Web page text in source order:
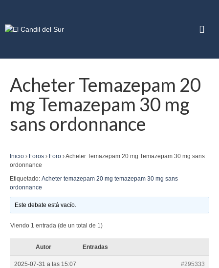
Acheter Temazepam 20
mg Temazepam 30 mg
sans ordonnance
Inicio › Foros › Foro ›Acheter Temazepam 20 mg Temazepam 30 mg sans
ordonnance
Etiquetado: Acheter temazepam 20 mg temazepam 30 mg sans
ordonnance
Este debate está vacío.
Viendo 1 entrada (de un total de 1)
Autor Entradas
2025-07-31 a las 15:07 #295333